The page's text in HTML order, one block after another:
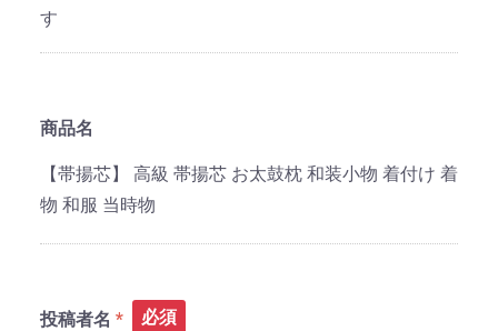
す
商品名
【帯揚芯】 高級 帯揚芯 お太鼓枕 和装小物 着付け 着
物 和服 当時物
投稿者名 必須